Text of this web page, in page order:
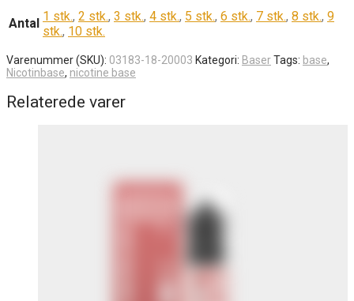
Antal 1 stk., 2 stk., 3 stk., 4 stk., 5 stk., 6 stk., 7 stk., 8 stk., 9
stk., 10 stk.
Varenummer (SKU): 03183-18-20003 Kategori: BaserTags: base,
Nicotinbase, nicotine base
Relaterede varer